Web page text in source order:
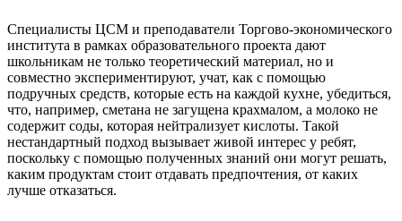
Специалисты ЦСМ и преподаватели Торгово-экономического
института в рамках образовательного проекта дают
школьникам не только теоретический материал, но и
совместно экспериментируют, учат, как с помощью
подручных средств, которые есть на каждой кухне, убедиться,
что, например, сметана не загущена крахмалом, а молоко не
содержит соды, которая нейтрализует кислоты. Такой
нестандартный подход вызывает живой интерес у ребят,
поскольку с помощью полученных знаний они могут решать,
каким продуктам стоит отдавать предпочтения, от каких
лучше отказаться.